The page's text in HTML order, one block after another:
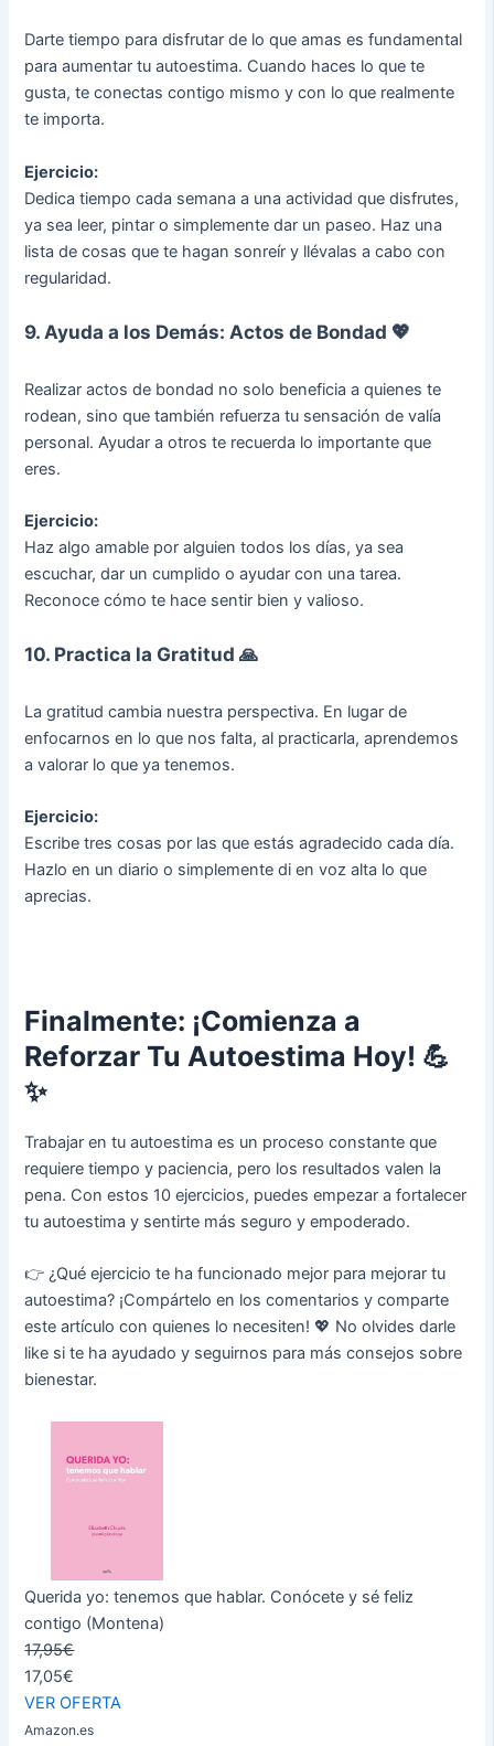
Darte tiempo para disfrutar de lo que amas es fundamental
para aumentar tu autoestima. Cuando haces lo que te
gusta, te conectas contigo mismo y con lo que realmente
te importa.
Ejercicio:
Dedica tiempo cada semana a una actividad que disfrutes,
ya sea leer, pintar o simplemente dar un paseo. Haz una
lista de cosas que te hagan sonreír y llévalas a cabo con
regularidad.
9. Ayuda a los Demás: Actos de Bondad 💖
Realizar actos de bondad no solo beneficia a quienes te
rodean, sino que también refuerza tu sensación de valía
personal. Ayudar a otros te recuerda lo importante que
eres.
Ejercicio:
Haz algo amable por alguien todos los días, ya sea
escuchar, dar un cumplido o ayudar con una tarea.
Reconoce cómo te hace sentir bien y valioso.
10. Practica la Gratitud 🙏
La gratitud cambia nuestra perspectiva. En lugar de
enfocarnos en lo que nos falta, al practicarla, aprendemos
a valorar lo que ya tenemos.
Ejercicio:
Escribe tres cosas por las que estás agradecido cada día.
Hazlo en un diario o simplemente di en voz alta lo que
aprecias.
Finalmente: ¡Comienza a
Reforzar Tu Autoestima Hoy! 💪
✨
Trabajar en tu autoestima es un proceso constante que
requiere tiempo y paciencia, pero los resultados valen la
pena. Con estos 10 ejercicios, puedes empezar a fortalecer
tu autoestima y sentirte más seguro y empoderado.
👉 ¿Qué ejercicio te ha funcionado mejor para mejorar tu
autoestima? ¡Compártelo en los comentarios y comparte
este artículo con quienes lo necesiten! 💖 No olvides darle
like si te ha ayudado y seguirnos para más consejos sobre
bienestar.
Querida yo: tenemos que hablar. Conócete y sé feliz
contigo (Montena)
17,95€
17,05€
VER OFERTA
Amazon.es